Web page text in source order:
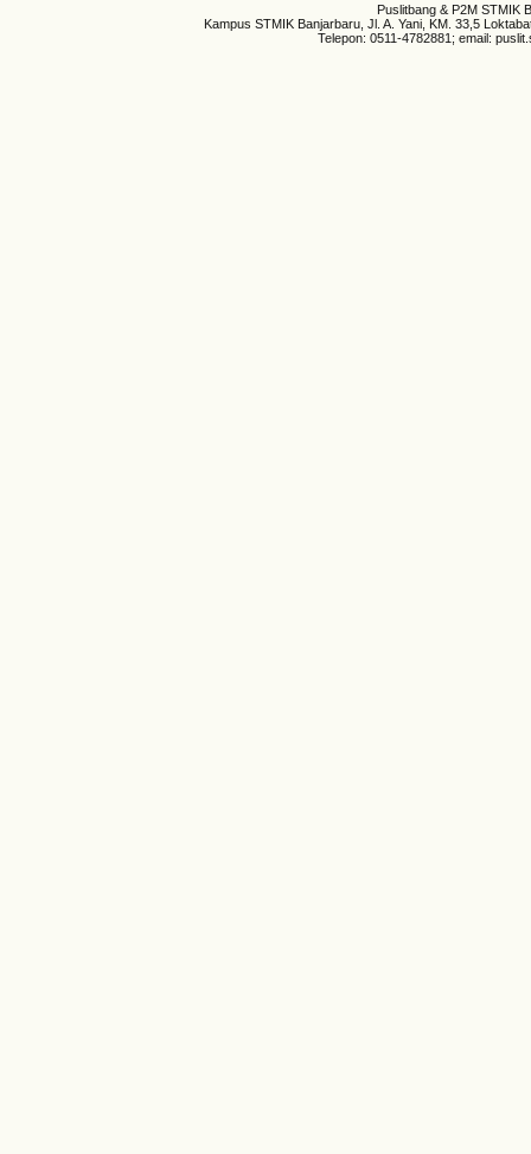
Puslitbang & P2M STMIK
Kampus STMIK Banjarbaru, Jl. A. Yani, KM. 33,5
Telepon: 0511-4782881; email: